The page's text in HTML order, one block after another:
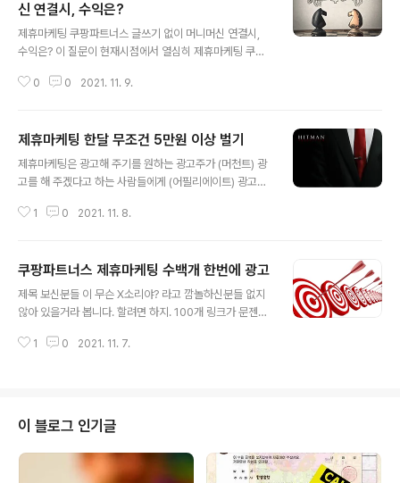
이 말이 목으로 튀어나오기 직전까지 가는데 차마 그런 "무
안함"을 줄수는 없으니 "어휴 그것참 고생만 하셨네요. 그
래도 어지간하면 수익 잘 나는 방법들이 있는데.." 라고 말
어휴, 내용도 모르는거 무슨 광고 앞잡이도 아니고 계속 안
신 연결시, 수익은?
제휴마케팅 쿠팡파트너스 글쓰기 없이 머니머신 연결시,
수익은? 이 질문이 현재시점에서 열심히 제휴마케팅 쿠팡
리야?" 당연 의아해 하실거라 봅니다. 왜냐하면 제휴마케
링크를 사람들이 많이 타고들어 오게 해야 하는것이 불변
의 진리이기 때문입니다. 즉, 제휴마케팅 쿠팡파트너스에
서 큰 수익을 내는 분들은 현재 많은 이웃을 보유하고 있는
다.) 이웃이 많다는 것은 그 많은 이웃들이 이사람의 글에
0 0 2021. 11. 9.
제휴마케팅 한달 무조건 5만원 이상 벌기
제휴마케팅은 광고해 주기를 원하는 광고주가 (머천트) 광
고를 해 주겠다고 하는 사람들에게 (어필리에이트) 광고효
C) 이와같은 만남을 주선시켜 준 회사에도 커미션을 조금
여기 참여한 모든 분들이 성공하는것은 아닙니다. 당연히
어필리에이트가 광고를 잘 해주고 광고효과들이 잘 나와서
머천트가 만족을 하고 이 머천트가 계속해서 이 어필리에
뢰할때 이 모든것이 선순환 구조를 이루어야만 비즈니스
1 0 2021. 11. 8.
쿠팡파트너스 제휴마케팅 수백개 한번에 광고
제목 보신분들 이 무슨 X소리야? 라고 깜놀하신분들 없지
않아 있을거라 봅니다. 할려면 하지. 100개 링크가 문젠가.
해 어느정도 잘 아시는 분이 제 글에 들어왔을겁니다. 제휴
링크를 통해 광고주가 돈을 벌게되면, 그 수익의 일부(커미
션)을 광고대행해준 어필리에이트에게 수고비형태로 줍니
다. 보통 어필리에이트는 자신이 운영하는 카페나 블로그
에 이 수익링크 URL에 관한 친절하고 훌륭한 소개글을 쓰
1 0 2021. 11. 7.
이 블로그 인기글